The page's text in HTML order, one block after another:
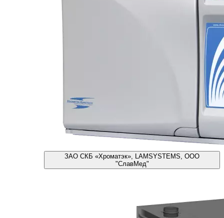
ЗАО СКБ «Хроматэк», LAMSYSTEMS, ООО
"СлавМед"